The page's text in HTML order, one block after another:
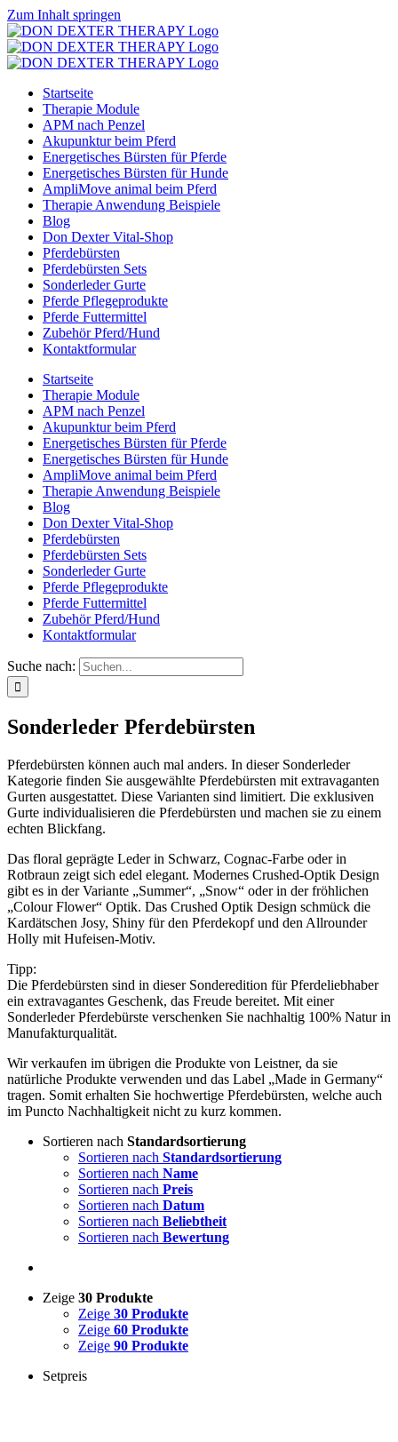
Zum Inhalt springen
Startseite
Therapie Module
APM nach Penzel
Akupunktur beim Pferd
Energetisches Bürsten für Pferde
Energetisches Bürsten für Hunde
AmpliMove animal beim Pferd
Therapie Anwendung Beispiele
Blog
Don Dexter Vital-Shop
Pferdebürsten
Pferdebürsten Sets
Sonderleder Gurte
Pferde Pflegeprodukte
Pferde Futtermittel
Zubehör Pferd/Hund
Kontaktformular
Startseite
Therapie Module
APM nach Penzel
Akupunktur beim Pferd
Energetisches Bürsten für Pferde
Energetisches Bürsten für Hunde
AmpliMove animal beim Pferd
Therapie Anwendung Beispiele
Blog
Don Dexter Vital-Shop
Pferdebürsten
Pferdebürsten Sets
Sonderleder Gurte
Pferde Pflegeprodukte
Pferde Futtermittel
Zubehör Pferd/Hund
Kontaktformular
Suche nach:
Sonderleder Pferdebürsten
Pferdebürsten können auch mal anders. In dieser Sonderleder
Kategorie finden Sie ausgewählte Pferdebürsten mit extravaganten
Gurten ausgestattet. Diese Varianten sind limitiert. Die exklusiven
Gurte individualisieren die Pferdebürsten und machen sie zu einem
echten Blickfang.
Das floral geprägte Leder in Schwarz, Cognac-Farbe oder in
Rotbraun zeigt sich edel elegant. Modernes Crushed-Optik Design
gibt es in der Variante „Summer“, „Snow“ oder in der fröhlichen
„Colour Flower“ Optik. Das Crushed Optik Design schmück die
Kardätschen Josy, Shiny für den Pferdekopf und den Allrounder
Holly mit Hufeisen-Motiv.
Tipp:
Die Pferdebürsten sind in dieser Sonderedition für Pferdeliebhaber
ein extravagantes Geschenk, das Freude bereitet. Mit einer
Sonderleder Pferdebürste verschenken Sie nachhaltig 100% Natur in
Manufakturqualität.
Wir verkaufen im übrigen die Produkte von Leistner, da sie
natürliche Produkte verwenden und das Label „Made in Germany“
tragen. Somit erhalten Sie hochwertige Pferdebürsten, welche auch
im Puncto Nachhaltigkeit nicht zu kurz kommen.
Sortieren nach Standardsortierung
Sortieren nach Standardsortierung
Sortieren nach Name
Sortieren nach Preis
Sortieren nach Datum
Sortieren nach Beliebtheit
Sortieren nach Bewertung
Zeige 30 Produkte
Zeige 30 Produkte
Zeige 60 Produkte
Zeige 90 Produkte
Setpreis